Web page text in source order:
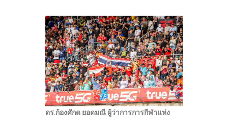
ดร.ก้องศักด ยอดมณี ผู้ว่าการการกีฬาแห่ง